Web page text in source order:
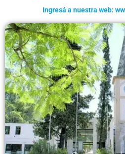
Ingresá a nuestra web: